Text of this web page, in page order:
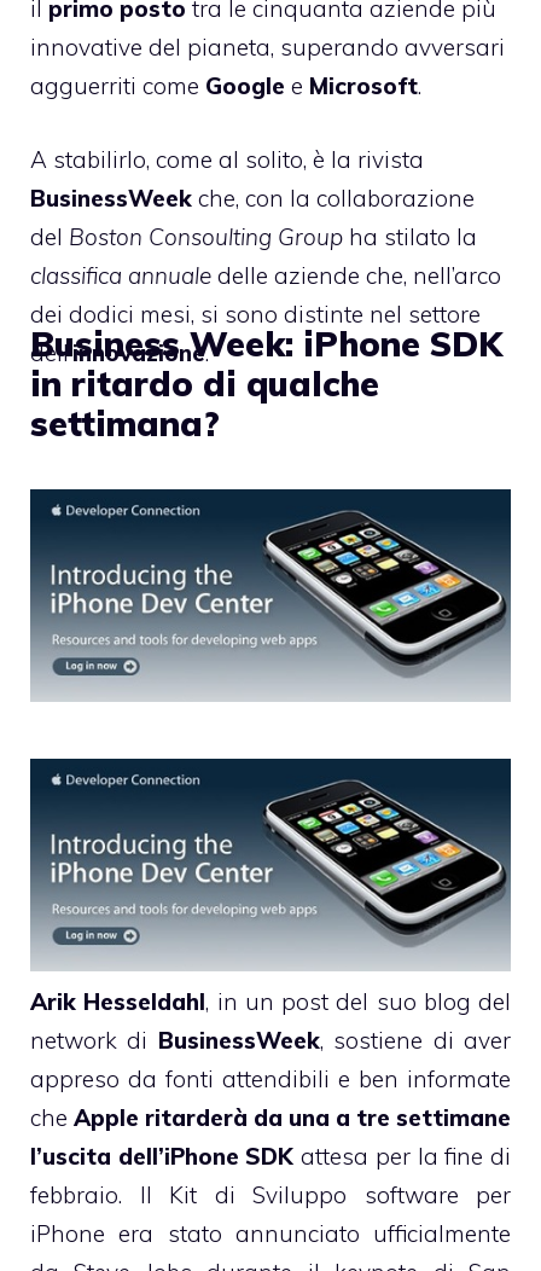
il primo posto tra le cinquanta aziende più
innovative del pianeta, superando avversari
agguerriti come Google e Microsoft.
A stabilirlo, come al solito, è la rivista
BusinessWeek che, con la collaborazione
del Boston Consoulting Group ha stilato la
classifica annuale delle aziende che, nell’arco
dei dodici mesi, si sono distinte nel settore
dell’innovazione.
Business Week: iPhone SDK
in ritardo di qualche
settimana?
Arik Hesseldahl, in un post del suo blog del
network di BusinessWeek, sostiene di aver
appreso da fonti attendibili e ben informate
che Apple ritarderà da una a tre settimane
l’uscita dell’iPhone SDK attesa per la fine di
febbraio. Il Kit di Sviluppo software per
iPhone era stato annunciato ufficialmente